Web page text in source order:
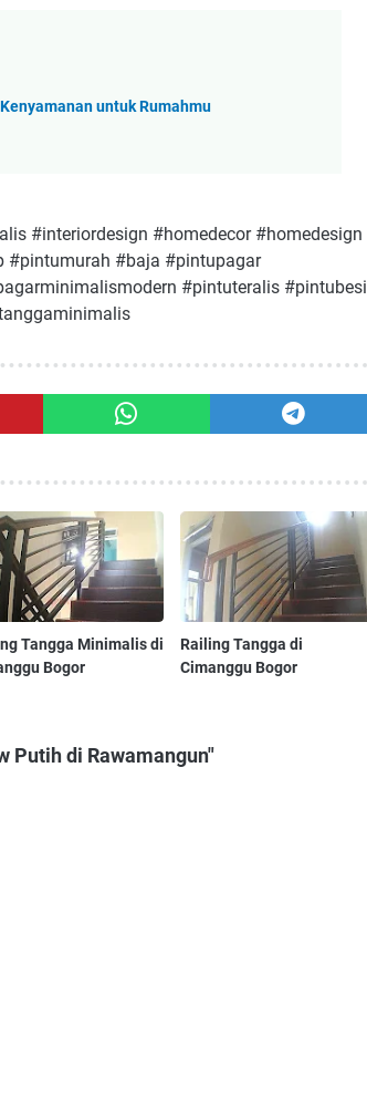
untuk Rumahmu
#interiordesign #homedecor #homedesign
#baja #pintupagar
#pintuteralis #pintubesi
Tangga Minimalis di
Bogor
Railing Tangga di
Cimanggu Bogor
Putih di Rawamangun"